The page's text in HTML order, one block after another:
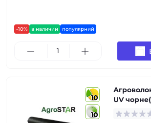
-10% в наличии популярний
10
10
UV